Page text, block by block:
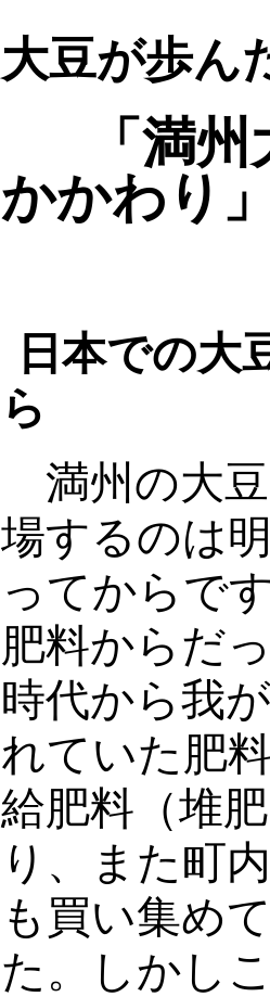
大豆が歩
「満
かかわり
日本での大
ら
満州の大
場するのは
ってからで
肥料からだ
時代から我
れていた肥
給肥料（堆
り、また町
も買い集め
た。しかし